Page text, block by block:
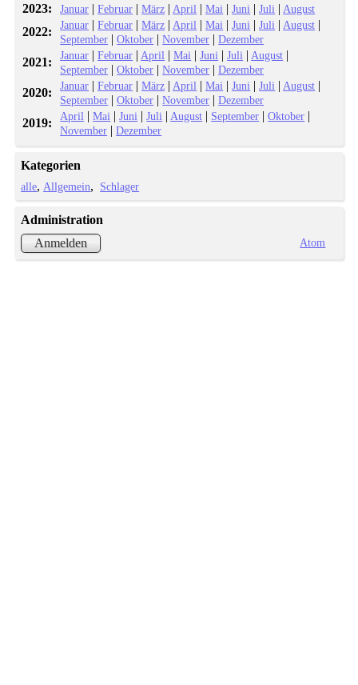
2023: Januar |Februar |März | April |Mai |Juni |Juli | August
2022: Januar |Februar |März | April |Mai |Juni |Juli | August |
September |Oktober |November |Dezember
2021: Januar |Februar | April |Mai |Juni |Juli | August |
September |Oktober |November |Dezember
2020: Januar |Februar |März | April |Mai |Juni |Juli | August |
September |Oktober |November |Dezember
2019: April |Mai |Juni |Juli | August | September |Oktober |
November |Dezember
Kategorien
alle Allgemein Schlager
Administration
Anmelden
Atom